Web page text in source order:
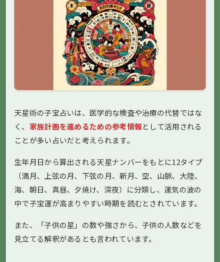
天星術の子宝占いは、医学的な検査や治療の代替ではな
く、 家族計画を進めるための参考情報として活用される
ことが多い占いだと考えられます。
生年月日から算出される天星ナンバーをもとに12タイプ
（満月、上弦の月、下弦の月、新月、空、山脈、大陸、
海、朝日、真昼、夕焼け、深夜）に分類し、運気の波の
中で子宝運が高まりやすい時期を読むとされています。
また、「子供の星」の数や強さから、子供の人数などを
見立てる解釈があるとも言われています。